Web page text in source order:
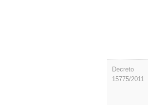
Decreto
15775/2011